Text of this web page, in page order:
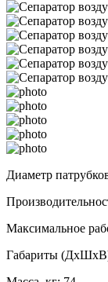
Диаметр
Максимальное
Габариты